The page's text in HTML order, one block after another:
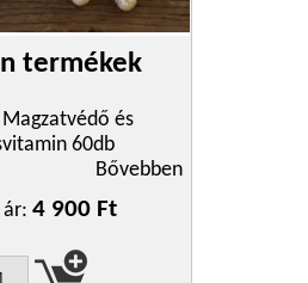
termékek
és
60db
Bővebben
ár: 4 900 Ft